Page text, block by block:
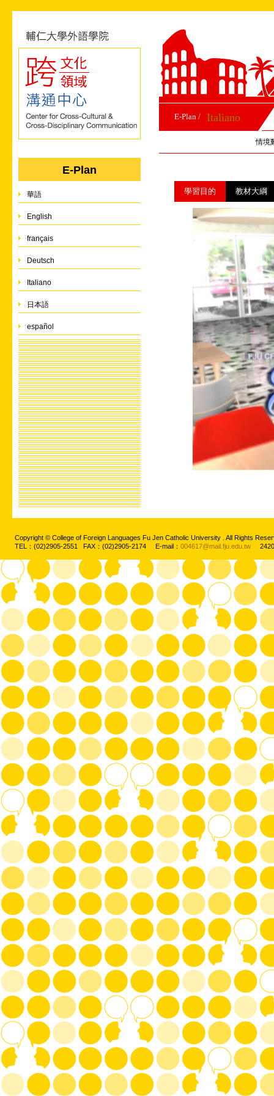
E-Plan
華語
English
français
Deutsch
Italiano
日本語
español
E-Plan / Italiano
情境
學習目的 教材大綱
Copyright © College of Foreign Languages Fu Jen Catholic University . All Rights
TEL：(02)2905-2551 FAX：(02)2905-2174 E-mail： 004617@mail.fju.edu.tw